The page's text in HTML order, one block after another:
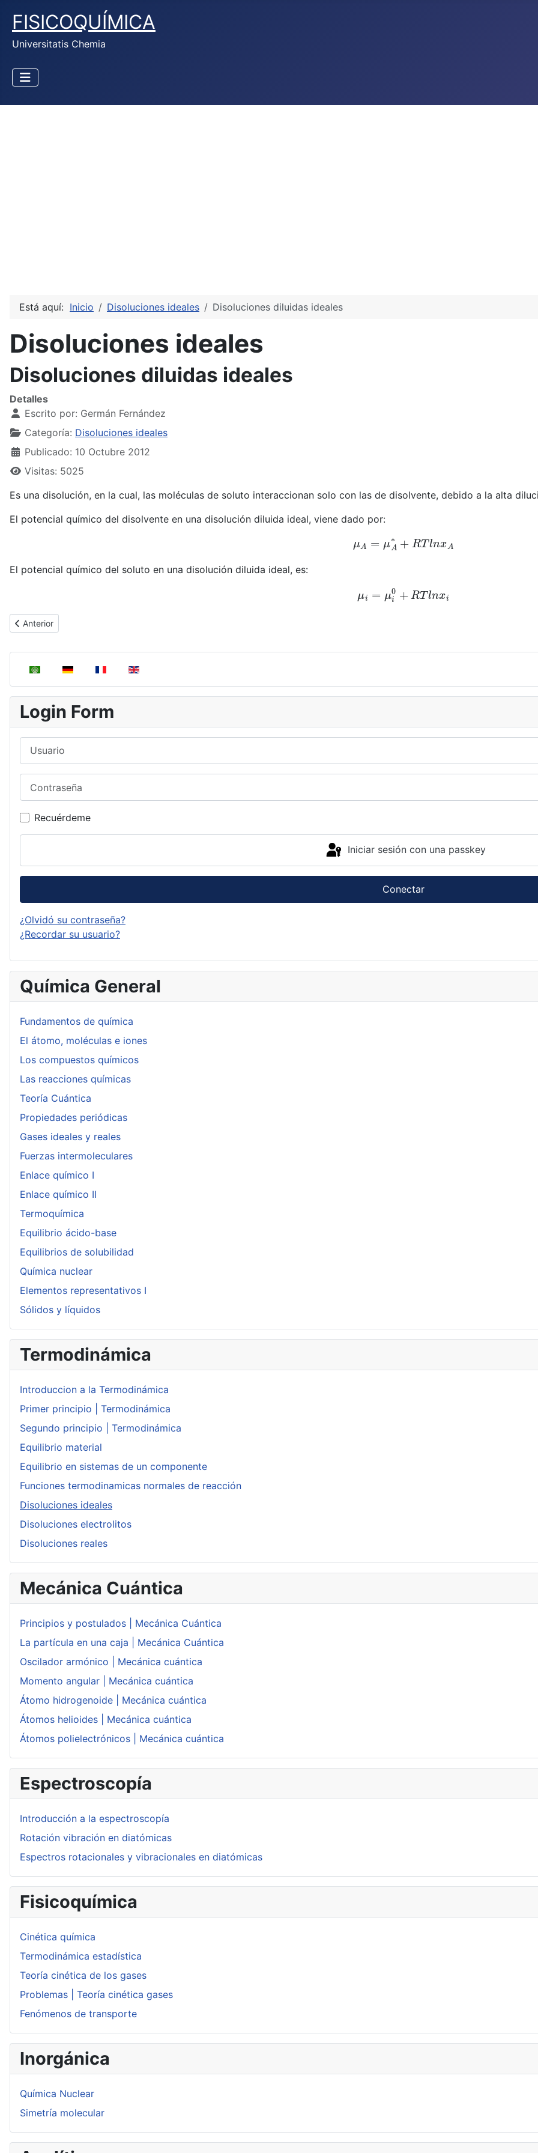
FISICOQUÍMICA
Universitatis Chemia
Seleccione su idioma
Login Form
Recuérdeme
Iniciar sesión con una passkey
Conectar
¿Olvidó su contraseña?
¿Recordar su usuario?
Química General
Fundamentos de química
El átomo, moléculas e iones
Los compuestos químicos
Las reacciones químicas
Teoría Cuántica
Propiedades periódicas
Gases ideales y reales
Fuerzas intermoleculares
Enlace químico I
Enlace químico II
Termoquímica
Equilibrio ácido-base
Equilibrios de solubilidad
Química nuclear
Elementos representativos I
Sólidos y líquidos
Termodinámica
Introduccion a la Termodinámica
Primer principio | Termodinámica
Segundo principio | Termodinámica
Equilibrio material
Equilibrio en sistemas de un componente
Funciones termodinamicas normales de reacción
Disoluciones ideales
Disoluciones electrolitos
Disoluciones reales
Mecánica Cuántica
Principios y postulados | Mecánica Cuántica
La partícula en una caja | Mecánica Cuántica
Oscilador armónico | Mecánica cuántica
Momento angular | Mecánica cuántica
Átomo hidrogenoide | Mecánica cuántica
Átomos helioides | Mecánica cuántica
Átomos polielectrónicos | Mecánica cuántica
Espectroscopía
Introducción a la espectroscopía
Rotación vibración en diatómicas
Espectros rotacionales y vibracionales en diatómicas
Fisicoquímica
Cinética química
Termodinámica estadística
Teoría cinética de los gases
Problemas | Teoría cinética gases
Fenómenos de transporte
Inorgánica
Química Nuclear
Simetría molecular
Está aquí: Inicio Disoluciones ideales Disoluciones diluidas ideales
Disoluciones ideales
Disoluciones diluidas ideales
Detalles
Escrito por: Germán Fernández
Categoría: Disoluciones ideales
Publicado: 10 Octubre 2012
Visitas: 5025
Es una disolución, en la cual, las moléculas de soluto interaccionan solo con las de disolvente, debido a la alta
El potencial químico del disolvente en una disolución diluida ideal, viene dado por:
μ μA + RTlnxA
El potencial químico del soluto en una disolución diluida ideal, es:
i0 + RTln
Artículo anterior: Ley de Dalton
Anterior